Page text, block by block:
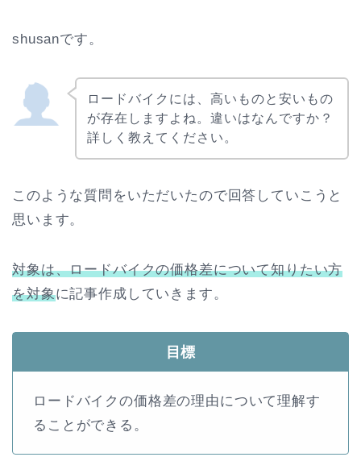
shusanです。
ロードバイクには、高いものと安いもの
が存在しますよね。違いはなんですか？
詳しく教えてください。
このような質問をいただいたので回答していこうと
思います。
対象は、ロードバイクの価格差について知りたい方
を対象に記事作成していきます。
目標
ロードバイクの価格差の理由について理解す
ることができる。